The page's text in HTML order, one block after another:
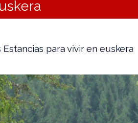
para vivir en euskera